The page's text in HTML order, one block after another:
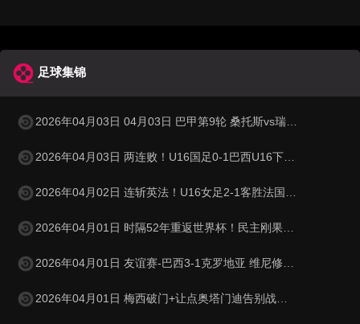
足球集锦
2026年04月03日 04月03日 巴甲第9轮 桑托斯vs瑞模贝雷 进球视频
2026年04月03日 两连败！U16国足0-1巴西U16下轮将战科特迪瓦 李家进超远吊射造险
2026年04月02日 连斩英法！U16女足2-1客胜法国 周瑾彤任意球世界波何风清扬建功
2026年04月01日 时隔52年重返世界杯！民主刚果加时1-0牙买加 图安泽贝制胜
2026年04月01日 友谊赛-巴西3-1克罗地亚 维尼修斯送助攻恩德里克造点+助攻
2026年04月01日 梅西破门+让点奥塔门迪告别战点射 阿根廷5-0赞比亚3月友谊赛两胜